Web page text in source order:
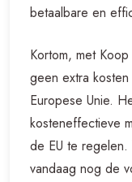
betaalbare en
Kortom, met
geen extra
Europese Unie.
kosteneffectieve
de EU te
vandaag nog de